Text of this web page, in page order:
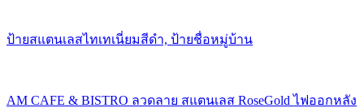
ป้ายสแตนเลสไทเทเนี่ยมสีดำ, ป้ายชื่อหมู่บ้าน
AM CAFE & BISTRO ลวดลาย สแตนเลส RoseGold ไฟออกหลัง